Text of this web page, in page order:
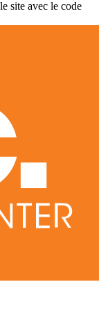
site avec le code